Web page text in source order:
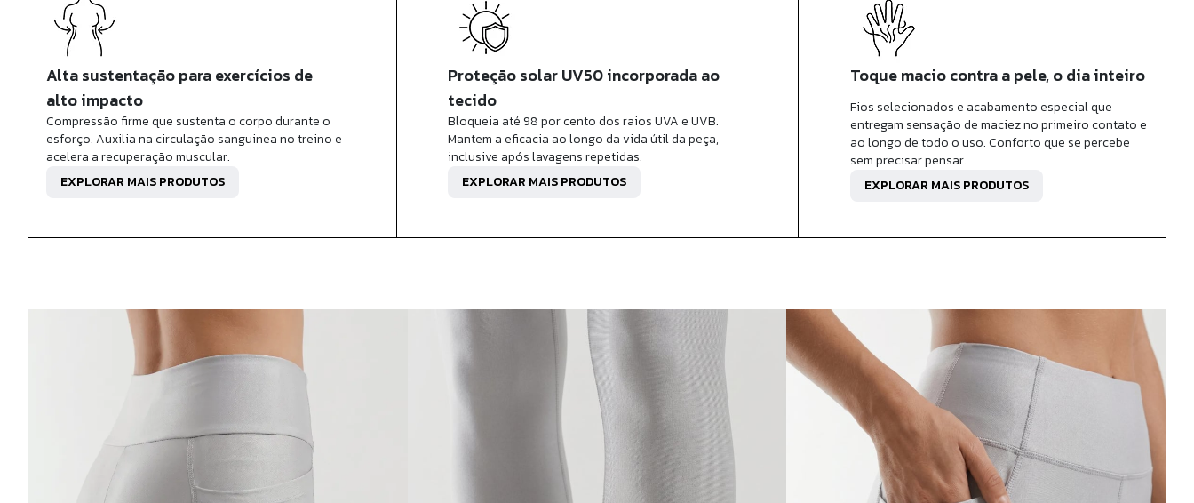
Alta sustentação para exercícios de
alto impacto
Compressão firme que sustenta o corpo durante o
esforço. Auxilia na circulação sanguinea no treino e
acelera a recuperação muscular.
EXPLORAR MAIS PRODUTOS
Proteção solar UV50 incorporada ao
tecido
Bloqueia até 98 por cento dos raios UVA e UVB.
Mantem a eficacia ao longo da vida útil da peça,
inclusive após lavagens repetidas.
EXPLORAR MAIS PRODUTOS
Toque macio contra a pele, o dia inteiro
Fios selecionados e acabamento especial que
entregam sensação de maciez no primeiro contato e
ao longo de todo o uso. Conforto que se percebe
sem precisar pensar.
EXPLORAR MAIS PRODUTOS